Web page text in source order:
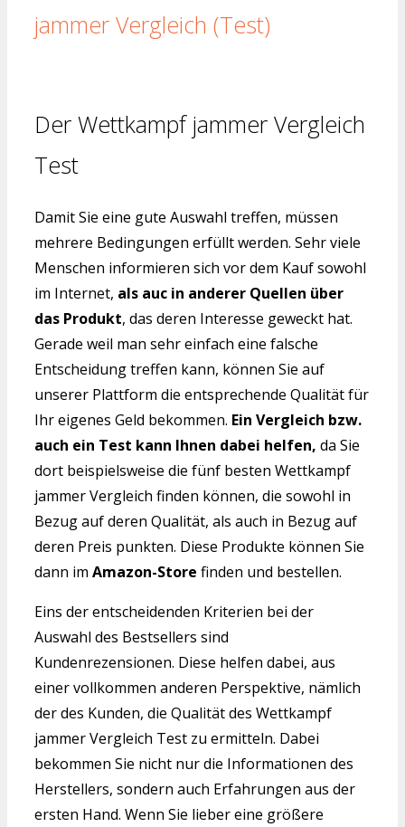
jammer Vergleich (Test)
Der Wettkampf jammer Vergleich
Test
Damit Sie eine gute Auswahl treffen, müssen
mehrere Bedingungen erfüllt werden. Sehr viele
Menschen informieren sich vor dem Kauf sowohl
im Internet, als auc in anderer Quellen über
das Produkt, das deren Interesse geweckt hat.
Gerade weil man sehr einfach eine falsche
Entscheidung treffen kann, können Sie auf
unserer Plattform die entsprechende Qualität für
Ihr eigenes Geld bekommen. Ein Vergleich bzw.
auch ein Test kann Ihnen dabei helfen, da Sie
dort beispielsweise die fünf besten Wettkampf
jammer Vergleich finden können, die sowohl in
Bezug auf deren Qualität, als auch in Bezug auf
deren Preis punkten. Diese Produkte können Sie
dann im Amazon-Store finden und bestellen.
Eins der entscheidenden Kriterien bei der
Auswahl des Bestsellers sind
Kundenrezensionen. Diese helfen dabei, aus
einer vollkommen anderen Perspektive, nämlich
der des Kunden, die Qualität des Wettkampf
jammer Vergleich Test zu ermitteln. Dabei
bekommen Sie nicht nur die Informationen des
Herstellers, sondern auch Erfahrungen aus der
ersten Hand. Wenn Sie lieber eine größere